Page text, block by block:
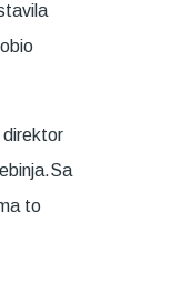
direktor
to